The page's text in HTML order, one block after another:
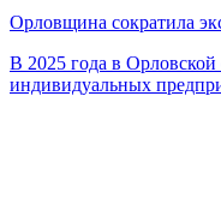
Орловщина сократила
В 2025 года в
индивидуальных